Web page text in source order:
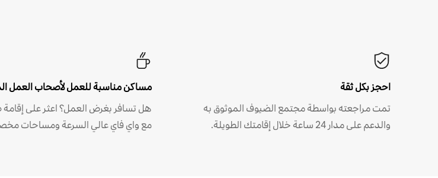
احجز بكل ثقة
تمت مراجعته بواسطة مجتمع الضيوف الموثوق به
والدعم على مدار 24 ساعة خلال إقامتك الطويلة.
مساكن مناسبة للعمل لأصحاب العمل
هل تسافر بغرض العمل؟ اعثر على إقامة
مع واي فاي عالي السرعة ومساحات